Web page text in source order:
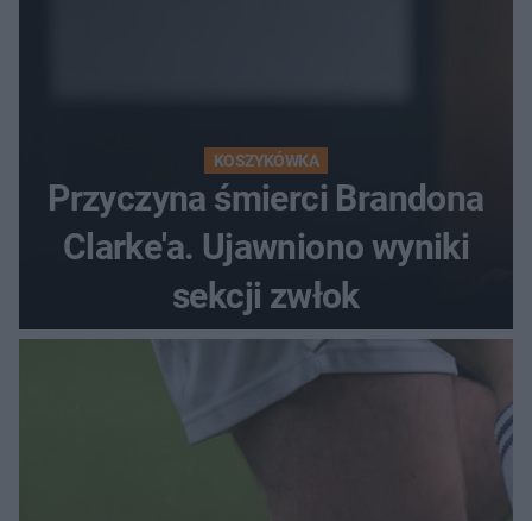
KOSZYKÓWKA
Przyczyna śmierci Brandona
Clarke'a. Ujawniono wyniki
sekcji zwłok